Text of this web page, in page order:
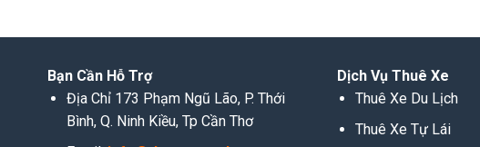
Bạn Cần Hỗ Trợ
Địa Chỉ 173 Phạm Ngũ Lão, P. Thới
Bình, Q. Ninh Kiều, Tp Cần Thơ
Dịch Vụ Thuê Xe
Thuê Xe Du Lịch
Thuê Xe Tự Lái